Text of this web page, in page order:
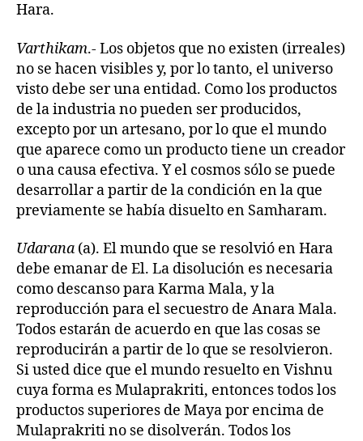
Hara.
Varthikam.- Los objetos que no existen (irreales)
no se hacen visibles y, por lo tanto, el universo
visto debe ser una entidad. Como los productos
de la industria no pueden ser producidos,
excepto por un artesano, por lo que el mundo
que aparece como un producto tiene un creador
o una causa efectiva. Y el cosmos sólo se puede
desarrollar a partir de la condición en la que
previamente se había disuelto en Samharam.
Udarana (a). El mundo que se resolvió en Hara
debe emanar de El. La disolución es necesaria
como descanso para Karma Mala, y la
reproducción para el secuestro de Anara Mala.
Todos estarán de acuerdo en que las cosas se
reproducirán a partir de lo que se resolvieron.
Si usted dice que el mundo resuelto en Vishnu
cuya forma es Mulaprakriti, entonces todos los
productos superiores de Maya por encima de
Mulaprakriti no se disolverán. Todos los